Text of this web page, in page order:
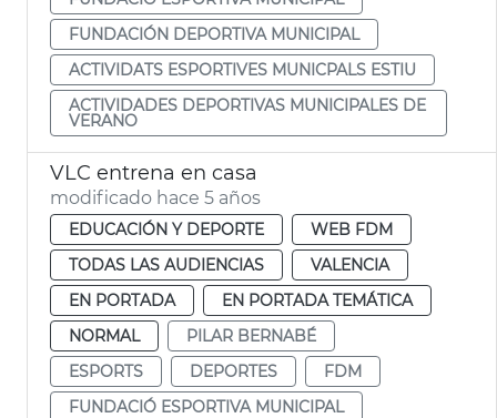
FUNDACIÓN DEPORTIVA MUNICIPAL
ACTIVIDATS ESPORTIVES MUNICPALS ESTIU
ACTIVIDADES DEPORTIVAS MUNICIPALES DE
VERANO
VLC entrena en casa
modificado hace 5 años
EDUCACIÓN Y DEPORTE
WEB FDM
TODAS LAS AUDIENCIAS
VALENCIA
EN PORTADA
EN PORTADA TEMÁTICA
NORMAL
PILAR BERNABÉ
ESPORTS
DEPORTES
FDM
FUNDACIÓ ESPORTIVA MUNICIPAL